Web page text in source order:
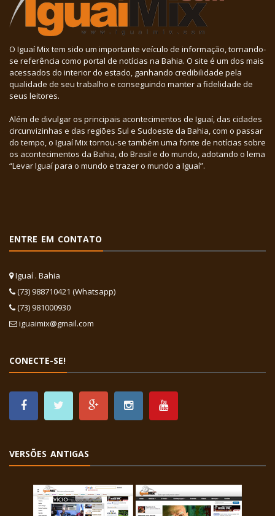
O Iguaí Mix tem sido um importante veículo de informação, tornando-
se referência como portal de notícias na Bahia. O site é um dos mais
acessados do interior do estado, ganhando credibilidade pela
qualidade de seu trabalho e conseguindo manter a fidelidade de
seus leitores.
Além de divulgar os principais acontecimentos de Iguaí, das cidades
circunvizinhas e das regiões Sul e Sudoeste da Bahia, com o passar
do tempo, o Iguaí Mix tornou-se também uma fonte de notícias sobre
os acontecimentos da Bahia, do Brasil e do mundo, adotando o lema
“Levar Iguaí para o mundo e trazer o mundo a Iguaí”.
ENTRE EM CONTATO
Iguaí . Bahia
(73) 988710421 (Whatsapp)
(73) 981000930
iguaimix@gmail.com
CONECTE-SE!
VERSÕES ANTIGAS